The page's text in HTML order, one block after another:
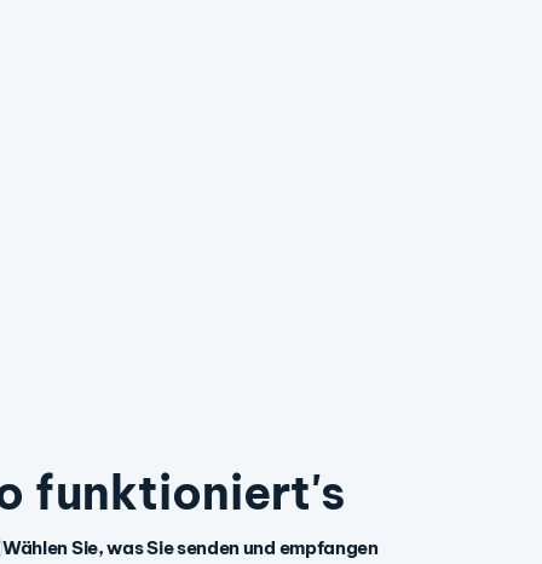
funktioniert's
Wählen Sie, was Sie senden und empfangen